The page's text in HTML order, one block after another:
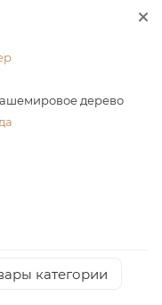
дерево
категории